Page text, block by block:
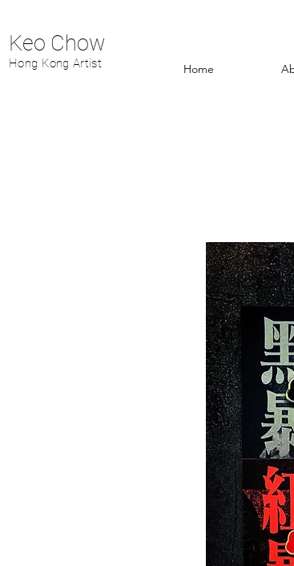
Keo Chow
Hong Kong Artist Home